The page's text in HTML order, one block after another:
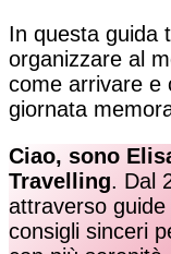
In questa guida
organizzare al
come arrivare e
giornata
Ciao, sono
Travelling. Dal
attraverso
consigli sinceri